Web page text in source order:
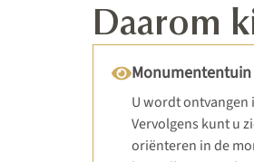
Daarom
U wordt
Vervolgens kunt u
oriënteren in de